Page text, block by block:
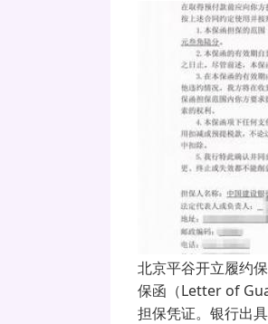
北京平谷开立履约
保函（Letter of
担保凭证。银行出